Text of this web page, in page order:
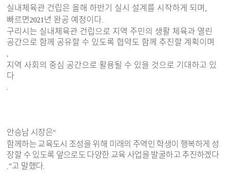
실내체육관 건립은 올해 하반기 실시 설계를 시작하게 되며
빠르면 2021 년 완공 예정이다
구리시는 실내체육관 건립으로 지역 주민의 생활 체육과 열린
공간으로 함께 공유할 수 있도록 협약도 함께 추진할 계획이며
지역 사회의 중심 공간으로 활용될 수 있을 것으로 기대하고 있
다
안승남 시장은“
함께하는 교육도시 조성을 위해 미래의 주역인 학생이 행복하게 성
장할 수 있도록 앞으로도 다양한 교육 사업을 발굴하고 추진하겠다
.”고 말했다.